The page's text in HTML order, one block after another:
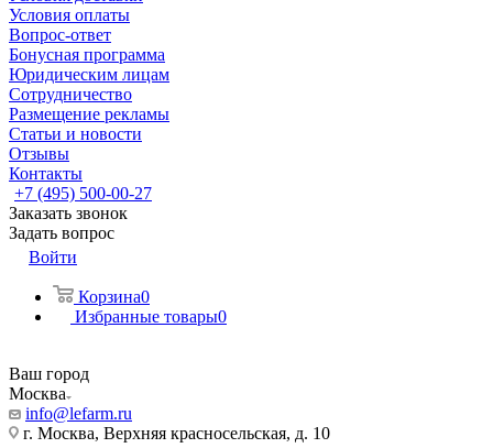
Условия оплаты
Вопрос-ответ
Бонусная программа
Юридическим лицам
Сотрудничество
Размещение рекламы
Статьи и новости
Отзывы
Контакты
+7 (495) 500-00-27
Заказать звонок
Задать вопрос
Войти
Корзина0
Избранные товары0
Ваш город
Москва
info@lefarm.ru
г. Москва, Верхняя красносельская, д. 10